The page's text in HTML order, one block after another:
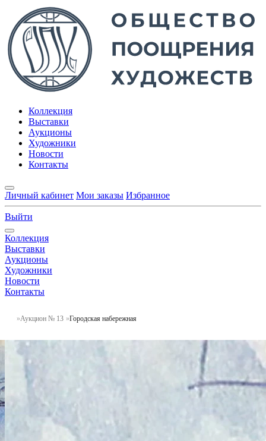
Коллекция
Выставки
Аукционы
Художники
Новости
Контакты
Личный кабинет Мои заказы Избранное
Выйти
Коллекция
Выставки
Аукционы
Художники
Новости
Контакты
Аукцион № 13 Городская набережная